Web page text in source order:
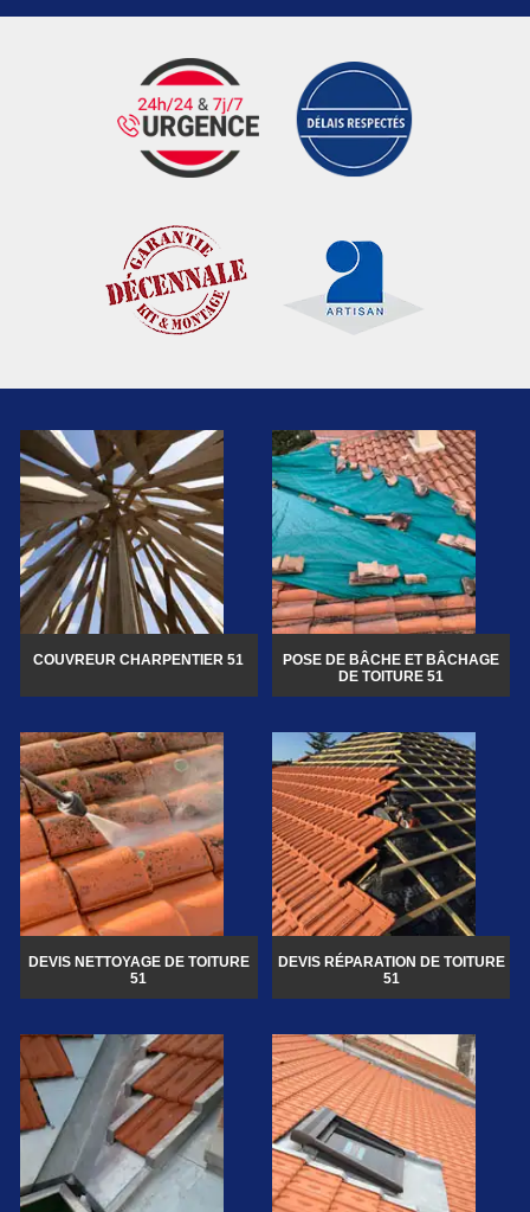
COUVREUR CHARPENTIER 51
POSE DE BÂCHE ET BÂCHAGE
DE TOITURE 51
DEVIS NETTOYAGE DE TOITURE
51
DEVIS RÉPARATION DE TOITURE
51